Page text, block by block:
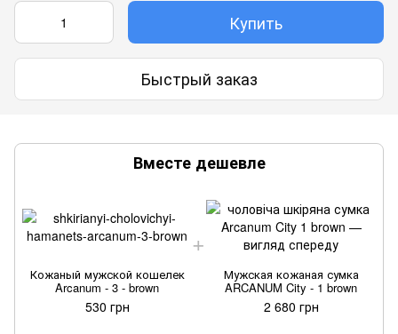
Купить
Быстрый заказ
Вместе дешевле
Кожаный мужской кошелек
Arcanum - 3 - brown
530 грн
Мужская кожаная сумка
ARCANUM City - 1 brown
2 680 грн